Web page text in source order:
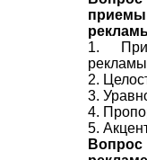
1.
рекламы
2.
3.
4.
5.